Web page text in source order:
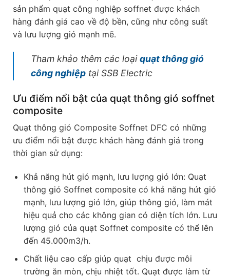
sản phẩm quạt công nghiệp soffnet được khách
hàng đánh giá cao về độ bền, cũng như công suất
và lưu lượng gió mạnh mẽ.
Tham khảo thêm các loạiquạt thông gió
công nghiệp tại SSB Electric
Ưu điểm nổi bật của quạt thông gió soffnet
composite
Quạt thông gió Composite Soffnet DFC có những
ưu điểm nổi bật được khách hàng đánh giá trong
thời gian sử dụng:
Khả năng hút gió mạnh, lưu lượng gió lớn: Quạt
thông gió Soffnet composite có khả năng hút gió
mạnh, lưu lượng gió lớn, giúp thông gió, làm mát
hiệu quả cho các không gian có diện tích lớn. Lưu
lượng gió của quạt Soffnet composite có thể lên
đến 45.000m3/h.
Chất liệu cao cấp giúp quạt chịu được môi
trường ăn mòn, chịu nhiệt tốt. Quạt được làm từ